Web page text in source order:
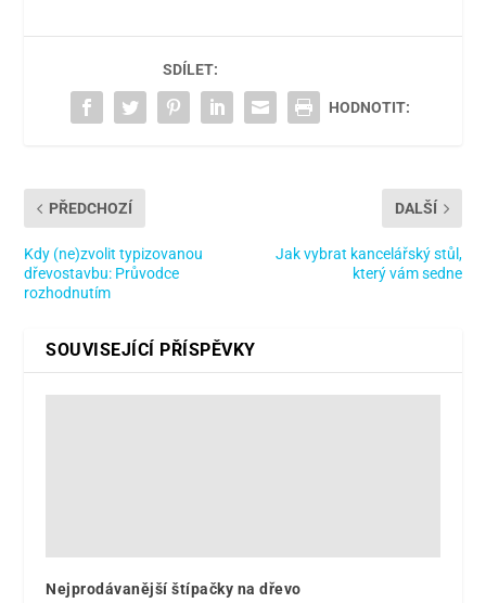
SDÍLET:
HODNOTIT:
PŘEDCHOZÍ
Kdy (ne)zvolit typizovanou
dřevostavbu: Průvodce
rozhodnutím
DALŠÍ
Jak vybrat kancelářský stůl,
který vám sedne
SOUVISEJÍCÍ PŘÍSPĚVKY
Nejprodávanější štípačky na dřevo